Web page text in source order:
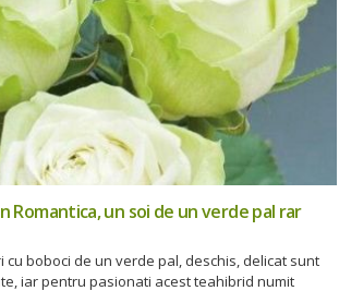
Romantica, un soi de un verde pal rar
boboci de un verde pal, deschis, delicat sunt
iar pentru pasionati acest teahibrid numit